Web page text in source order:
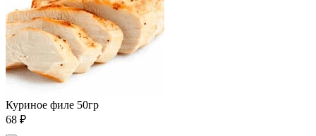
Куриное филе 50гр
68 ₽